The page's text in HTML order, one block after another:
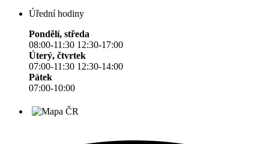
Úřední hodiny
Pondělí, středa
08:00-11:30 12:30-17:00
Úterý, čtvrtek
07:00-11:30 12:30-14:00
Pátek
07:00-10:00